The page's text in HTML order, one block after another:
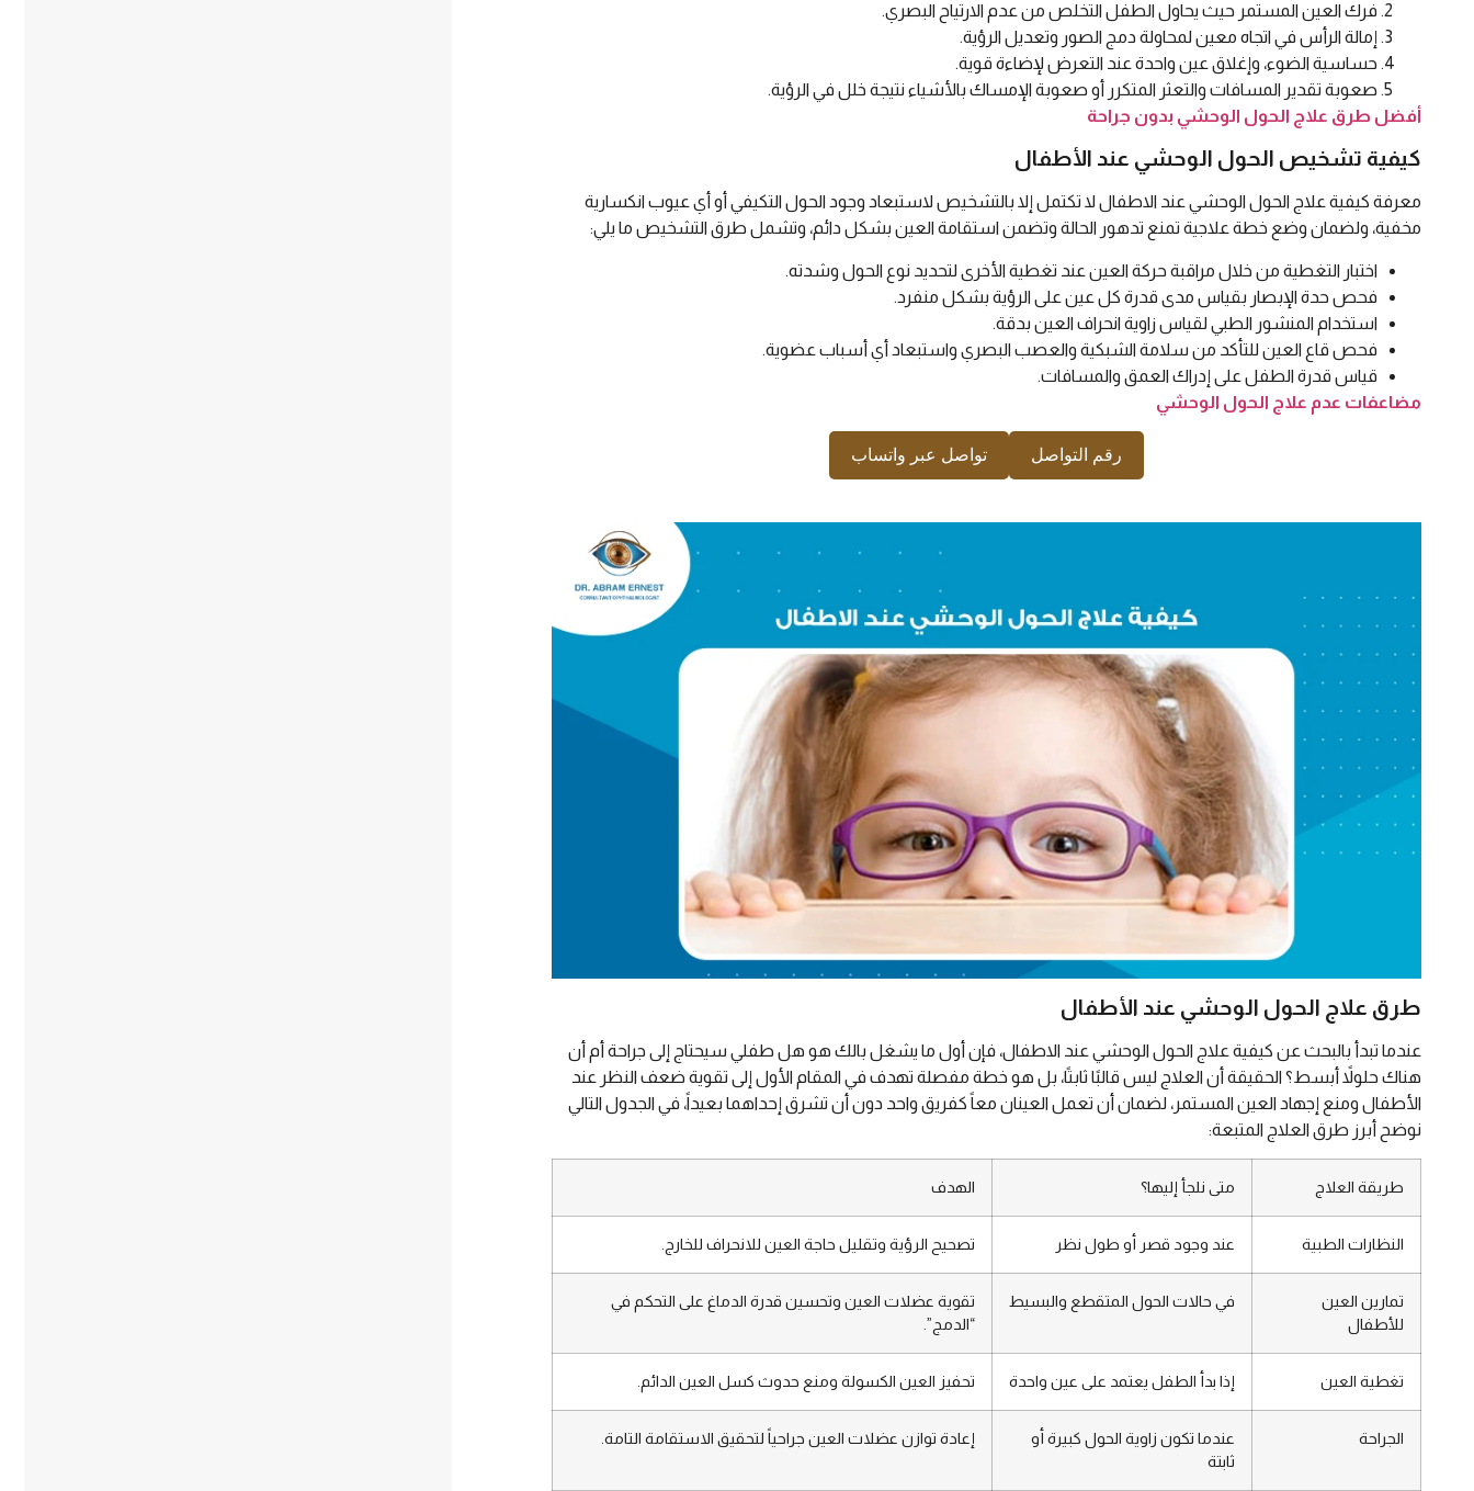
فرك العين المستمر حيث يحاول الطفل التخلص من عدم الارتياح البصري.
إمالة الرأس في اتجاه معين لمحاولة دمج الصور وتعديل الرؤية.
حساسية الضوء، وإغلاق عين واحدة عند التعرض لإضاءة قوية.
صعوبة تقدير المسافات والتعثر المتكرر أو صعوبة الإمساك بالأشياء نتيجة خلل في الرؤية.
أفضل طرق علاج الحول الوحشي بدون جراحة
كيفية تشخيص الحول الوحشي عند الأطفال
معرفة كيفية علاج الحول الوحشي عند الاطفال لا تكتمل إلا بالتشخيص لاستبعاد وجود الحول التكيفي أو أي عيوب انكسارية
مخفية، ولضمان وضع خطة علاجية تمنع تدهور الحالة وتضمن استقامة العين بشكل دائم، وتشمل طرق التشخيص ما يلي:
اختبار التغطية من خلال مراقبة حركة العين عند تغطية الأخرى لتحديد نوع الحول وشدته.
فحص حدة الإبصار بقياس مدى قدرة كل عين على الرؤية بشكل منفرد.
استخدام المنشور الطبي لقياس زاوية انحراف العين بدقة.
فحص قاع العين للتأكد من سلامة الشبكية والعصب البصري واستبعاد أي أسباب عضوية.
قياس قدرة الطفل على إدراك العمق والمسافات.
مضاعفات عدم علاج الحول الوحشي
رقم التواصل تواصل عبر واتساب
طرق علاج الحول الوحشي عند الأطفال
عندما تبدأ بالبحث عن كيفية علاج الحول الوحشي عند الاطفال، فإن أول ما يشغل بالك هو هل طفلي سيحتاج إلى جراحة أم أن
هناك حلولاً أبسط؟ الحقيقة أن العلاج ليس قالبًا ثابتًا، بل هو خطة مفصلة تهدف في المقام الأول إلى تقوية ضعف النظر عند
الأطفال ومنع إجهاد العين المستمر، لضمان أن تعمل العينان معاً كفريق واحد دون أن تشرق إحداهما بعيداً، في الجدول التالي
نوضح أبرز طرق العلاج المتبعة:
طريقة العلاج متى نلجأ إليها؟ الهدف
النظارات الطبية عند وجود قصر أو طول نظر تصحيح الرؤية وتقليل حاجة العين للانحراف للخارج.
تمارين العين
للأطفال
في حالات الحول المتقطع والبسيط
تقوية عضلات العين وتحسين قدرة الدماغ على التحكم في
“الدمج”.
تغطية العين إذا بدأ الطفل يعتمد على عين واحدة تحفيز العين الكسولة ومنع حدوث كسل العين الدائم.
الجراحة
عندما تكون زاوية الحول كبيرة أو
ثابتة
إعادة توازن عضلات العين جراحياً لتحقيق الاستقامة التامة.